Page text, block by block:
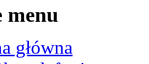
menu
główna